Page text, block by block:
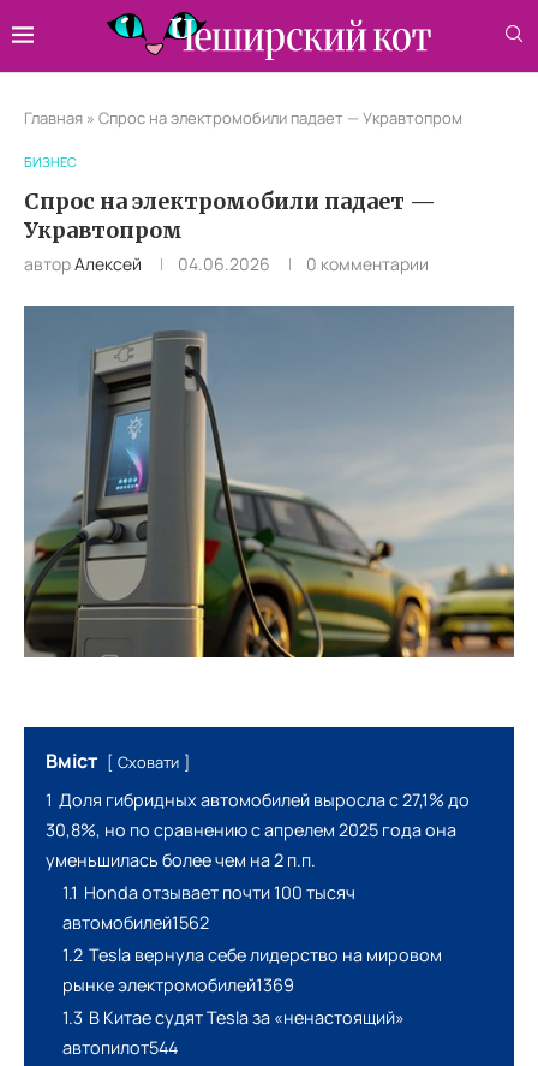
Главная » Спрос на электромобили падает — Укравтопром
БИЗНЕС
Спрос на электромобили падает —
Укравтопром
авторАлексей 04.06.2026 0 комментарии
Вміст Сховати
1 Доля гибридных автомобилей выросла с 27,1% до
30,8%, но по сравнению с апрелем 2025 года она
уменьшилась более чем на 2 п.п.
1.1 Honda отзывает почти 100 тысяч
автомобилей1562
1.2 Tesla вернула себе лидерство на мировом
рынке электромобилей1369
1.3 В Китае судят Tesla за «ненастоящий»
автопилот544